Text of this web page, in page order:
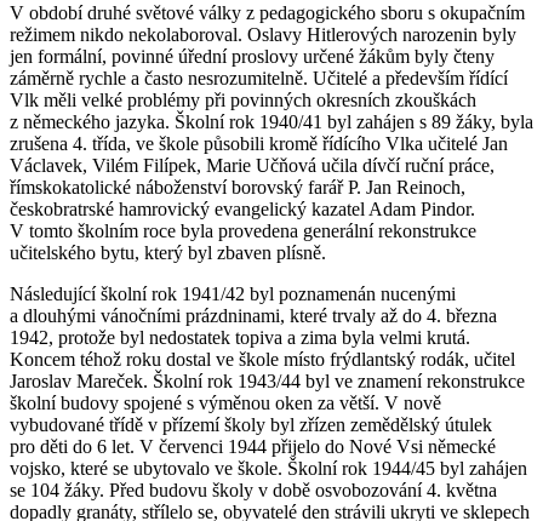
V období druhé světové války z pedagogického sboru s okupačním
režimem nikdo nekolaboroval. Oslavy Hitlerových narozenin byly
jen formální, povinné úřední proslovy určené žákům byly čteny
záměrně rychle a často nesrozumitelně. Učitelé a především řídící
Vlk měli velké problémy při povinných okresních zkouškách
z německého jazyka. Školní rok 1940/41 byl zahájen s 89 žáky, byla
zrušena 4. třída, ve škole působili kromě řídícího Vlka učitelé Jan
Václavek, Vilém Filípek, Marie Učňová učila dívčí ruční práce,
římskokatolické náboženství borovský farář P. Jan Reinoch,
českobratrské hamrovický evangelický kazatel Adam Pindor.
V tomto školním roce byla provedena generální rekonstrukce
učitelského bytu, který byl zbaven plísně.
Následující školní rok 1941/42 byl poznamenán nucenými
a dlouhými vánočními prázdninami, které trvaly až do 4. března
1942, protože byl nedostatek topiva a zima byla velmi krutá.
Koncem téhož roku dostal ve škole místo frýdlantský rodák, učitel
Jaroslav Mareček. Školní rok 1943/44 byl ve znamení rekonstrukce
školní budovy spojené s výměnou oken za větší. V nově
vybudované třídě v přízemí školy byl zřízen zemědělský útulek
pro děti do 6 let. V červenci 1944 přijelo do Nové Vsi německé
vojsko, které se ubytovalo ve škole. Školní rok 1944/45 byl zahájen
se 104 žáky. Před budovu školy v době osvobozování 4. května
dopadly granáty, střílelo se, obyvatelé den strávili ukryti ve sklepech